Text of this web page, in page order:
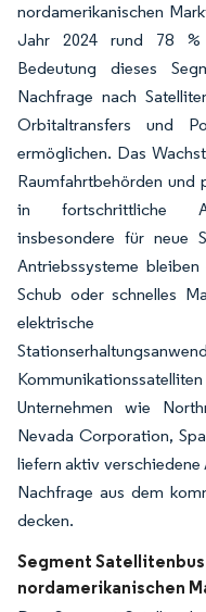
nordamerikanischen
Jahr 2024 rund 78 %
Bedeutung dieses
Nachfrage nach
Orbitaltransfers und
ermöglichen. Das
Raumfahrtbehörden und
in fortschrittliche
insbesondere für neue
Antriebssysteme
Schub oder schnelles
elektrische
Unternehmen wie
Nevada Corporation,
liefern aktiv
Nachfrage aus dem
decken.
Segment
nordamerikanischen